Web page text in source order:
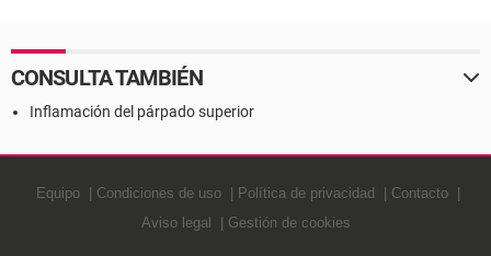
CONSULTA TAMBIÉN
Inflamación del párpado superior
Equipo Condiciones de uso Política de privacidad
Contacto
Aviso legal
Gestión de cookies